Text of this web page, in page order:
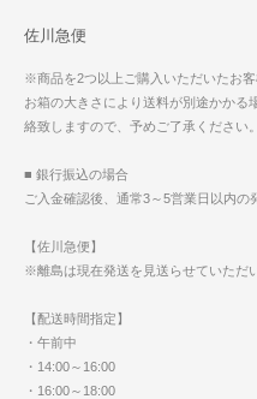
佐川急便
※商品を2つ以上ご購入いただいたお
お箱の大きさにより送料が別途かかる
絡致しますので、予めご了承ください。
■ 銀行振込の場合
ご入金確認後、通常3～5営業日以内の
【佐川急便】
※離島は現在発送を見送らせていただ
【配送時間指定】
・午前中
・14:00～16:00
・16:00～18:00